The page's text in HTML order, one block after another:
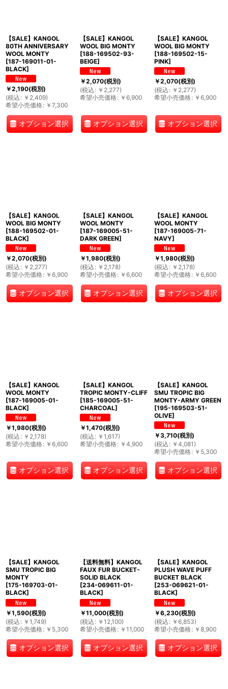
【SALE】KANGOL
80TH ANNIVERSARY
WOOL MONTY
[187-169011-01-
BLACK]
￥2,190(税別)
(税込 : ￥ 2,409)
希望小売価格: ￥ 7,300
オプション選択
【SALE】KANGOL
WOOL BIG MONTY
[188-169502-93-
BEIGE]
￥2,070(税別)
(税込 : ￥ 2,277)
希望小売価格: ￥ 6,900
オプション選択
【SALE】KANGOL
WOOL BIG MONTY
[188-169502-15-
PINK]
￥2,070(税別)
(税込 : ￥ 2,277)
希望小売価格: ￥ 6,900
オプション選択
【SALE】KANGOL
WOOL BIG MONTY
[188-169502-01-
BLACK]
￥2,070(税別)
(税込 : ￥ 2,277)
希望小売価格: ￥ 6,900
オプション選択
【SALE】KANGOL
WOOL MONTY
[187-169005-51-
DARK GREEN]
￥1,980(税別)
(税込 : ￥ 2,178)
希望小売価格: ￥ 6,600
オプション選択
【SALE】KANGOL
WOOL MONTY
[187-169005-71-
NAVY]
￥1,980(税別)
(税込 : ￥ 2,178)
希望小売価格: ￥ 6,600
オプション選択
【SALE】KANGOL
WOOL MONTY
[187-169005-01-
BLACK]
￥1,980(税別)
(税込 : ￥ 2,178)
希望小売価格: ￥ 6,600
オプション選択
【SALE】KANGOL
TROPIC MONTY-CLIFF
[185-169005-51-
CHARCOAL]
￥1,470(税別)
(税込 : ￥ 1,617)
希望小売価格: ￥ 4,900
オプション選択
【SALE】KANGOL
SMU TROPIC BIG
MONTY-ARMY GREEN
[195-169503-51-
OLIVE]
￥3,710(税別)
(税込 : ￥ 4,081)
希望小売価格: ￥ 5,300
オプション選択
【SALE】KANGOL
SMU TROPIC BIG
MONTY
[175-169703-01-
BLACK]
￥1,590(税別)
(税込 : ￥ 1,749)
希望小売価格: ￥ 5,300
オプション選択
【送料無料】KANGOL
FAUX FUR BUCKET-
SOLID BLACK
[234-069611-01-
BLACK]
￥11,000(税別)
(税込 : ￥ 12,100)
希望小売価格: ￥ 11,000
オプション選択
【SALE】KANGOL
PLUSH WAVE PUFF
BUCKET BLACK
[253-069621-01-
BLACK]
￥6,230(税別)
(税込 : ￥ 6,853)
希望小売価格: ￥ 8,900
オプション選択